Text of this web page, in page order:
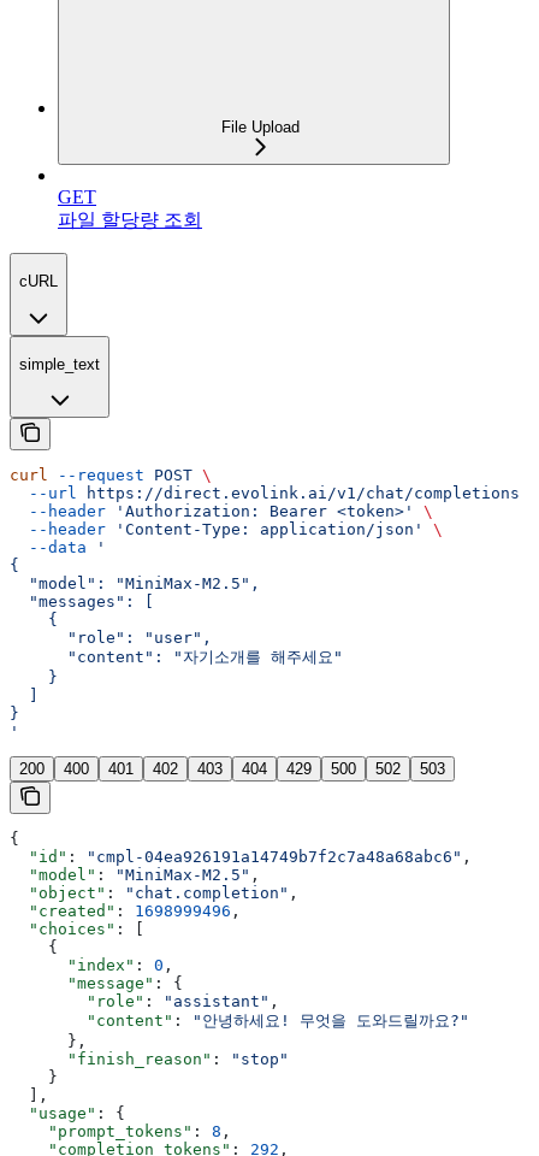
File Upload
GET
파일 할당량 조회
cURL
simple_text
curl --request POST \
  --url
https://direct.evolink.ai/v1/chat/completions
  --header
'Authorization: Bearer <token>'
\
  --header
'Content-Type: application/json'
\
  --data
'
{
  "model": "MiniMax-M2.5",
  "messages": [
    {
      "role": "user",
      "content": "자기소개를 해주세요"
    }
}
'
200 400 401 402 403 404 429 500 502 503
{
  "id"
: "cmpl-04ea926191a14749b7f2c7a48a68abc6" ,
  "model"
: "MiniMax-M2.5" ,
  "object"
: "chat.completion" ,
  "created"
: 1698999496 ,
  "choices"
: [
    {
      "index"
: 0 ,
      "message"
: {
        "role"
: "assistant" ,
        "content"
:
"안녕하세요! 무엇을 도와드릴까요?"
      },
      "finish_reason"
:
"stop"
    }
  ],
  "usage"
: {
    "prompt_tokens"
: 8 ,
    "completion_tokens"
: 292 ,